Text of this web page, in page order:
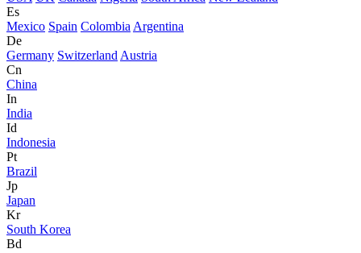
Es
Mexico Spain Colombia Argentina
De
Germany Switzerland Austria
Cn
China
In
India
Id
Indonesia
Pt
Brazil
Jp
Japan
Kr
South Korea
Bd